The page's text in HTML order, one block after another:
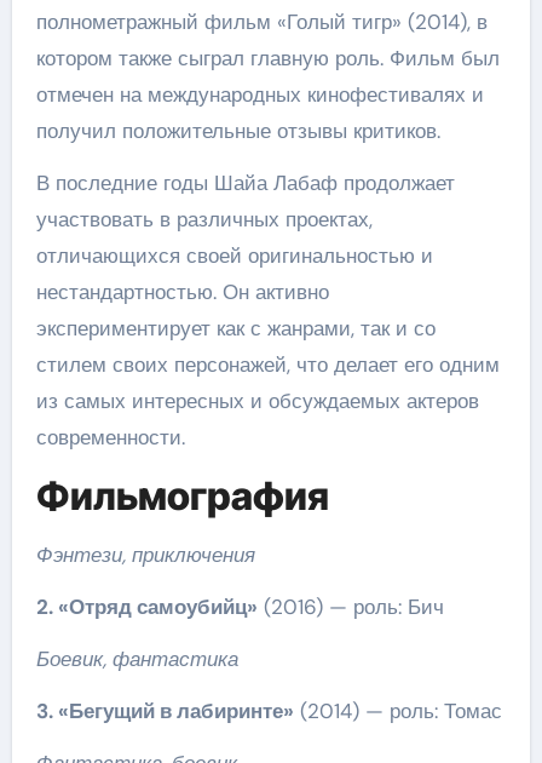
полнометражный фильм «Голый тигр» (2014), в
котором также сыграл главную роль. Фильм был
отмечен на международных кинофестивалях и
получил положительные отзывы критиков.
В последние годы Шайа Лабаф продолжает
участвовать в различных проектах,
отличающихся своей оригинальностью и
нестандартностью. Он активно
экспериментирует как с жанрами, так и со
стилем своих персонажей, что делает его одним
из самых интересных и обсуждаемых актеров
современности.
Фильмография
Фэнтези, приключения
2. «Отряд самоубийц» (2016) — роль: Бич
Боевик, фантастика
3. «Бегущий в лабиринте» (2014) — роль: Томас